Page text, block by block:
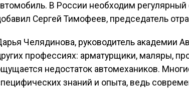
В России необходим
Сергей Тимофеев, председатель
Челядинова, руководитель академии
профессиях: арматурщики, маляры,
недостаток автомехаников.
знаний и опыта, ведь